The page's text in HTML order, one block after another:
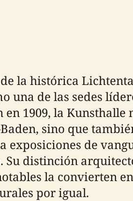
la histórica
una de las sedes
1909, la Kunsthalle
sino que
de
distinción
la convierten
por igual.